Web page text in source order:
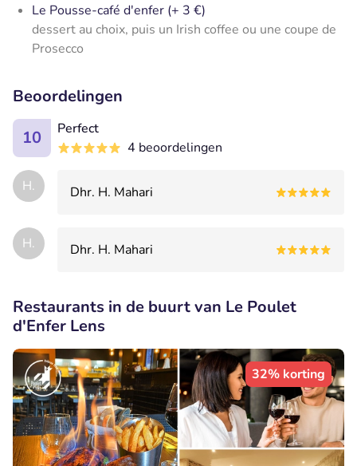
Le Pousse-café d'enfer (+ 3 €)
dessert au choix, puis un Irish coffee ou une coupe de
Prosecco
Beoordelingen
10
Perfect
4 beoordelingen
H. Dhr. H. Mahari
H. Dhr. H. Mahari
Restaurants in de buurt van Le Poulet
d'Enfer Lens
32% korting